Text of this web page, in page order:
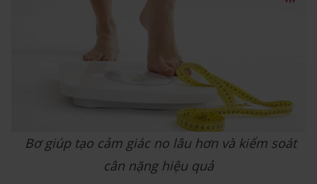
Bơ giúp tạo cảm giác no lâu hơn và kiểm soát
cân nặng hiệu quả